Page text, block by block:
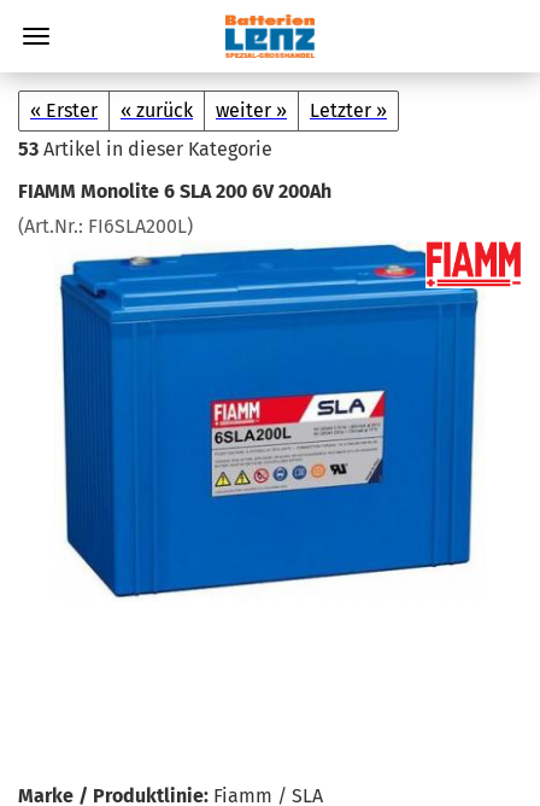
« Erster « zurück weiter »
Letzter »
53 Artikel in dieser Kategorie
FIAMM Mo­no­li­te 6 SLA 200 6V 200Ah
(Art.Nr.: FI6SLA200L)
Marke / Produktlinie: Fiamm / SLA